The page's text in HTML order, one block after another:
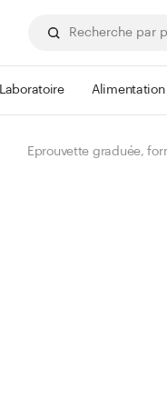
Laboratoire Alimentation
Eprouvette graduée,